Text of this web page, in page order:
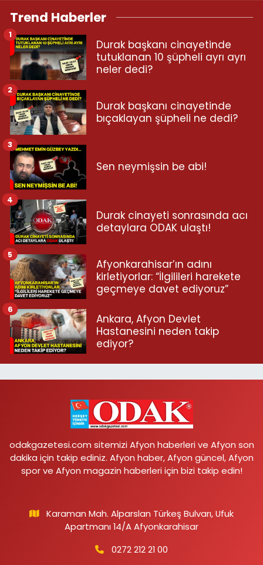
Trend Haberler
Durak başkanı cinayetinde
tutuklanan 10 şüpheli ayrı ayrı
neler dedi?
1
Durak başkanı cinayetinde
bıçaklayan şüpheli ne dedi?
2
Sen neymişsin be abi!
3
Durak cinayeti sonrasında acı
detaylara ODAK ulaştı!
4
Afyonkarahisar’ın adını
kirletiyorlar: “İlgilileri harekete
geçmeye davet ediyoruz”
5
Ankara, Afyon Devlet
Hastanesini neden takip
ediyor?
6
odakgazetesi.com sitemizi Afyon haberleri ve Afyon son
dakika için takip ediniz. Afyon haber, Afyon güncel, Afyon
spor ve Afyon magazin haberleri için bizi takip edin!
Karaman Mah. Alparslan Türkeş Bulvarı, Ufuk
Apartmanı 14/A Afyonkarahisar
0272 212 21 00